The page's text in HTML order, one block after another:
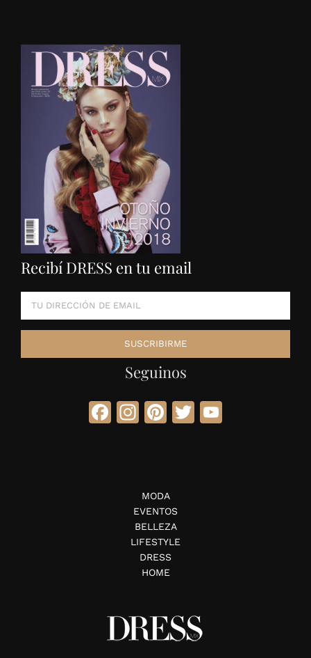
Recibí DRESS en tu email
Seguinos
Facebook
Instagram
Pinterest
Twitter
MODA
EVENTOS
BELLEZA
LIFESTYLE
DRESS
HOME